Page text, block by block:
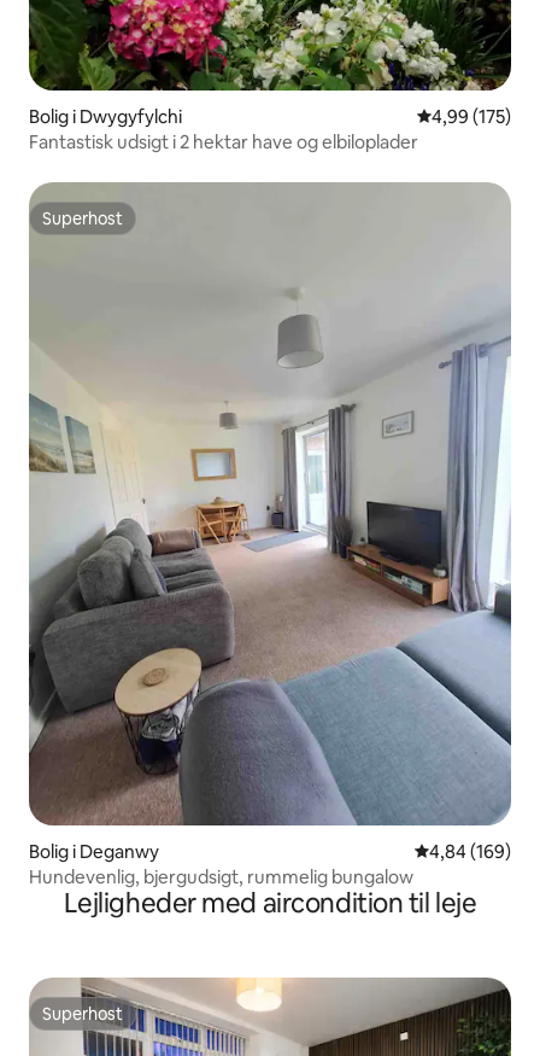
Bolig i Dwygyfylchi 4,99 ud af 5 i
4,99 (175)
Fantastisk udsigt i 2 hektar have og elbiloplader
Superhost
Superhost
Bolig i Deganwy 4,84 ud af 5 i
4,84 (169)
Hundevenlig, bjergudsigt, rummelig bungalow
Lejligheder med aircondition til leje
Superhost
Superhost